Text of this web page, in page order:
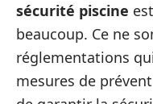
sécurité piscine
beaucoup. Ce ne
réglementations
mesures de